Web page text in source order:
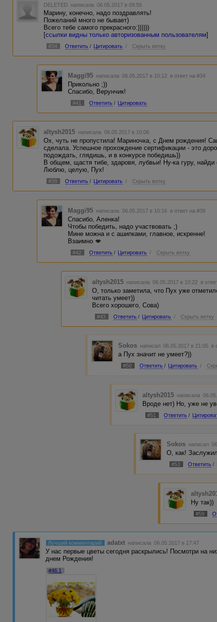
DELETED написала 06.05.2017 в 09:55
Марину, конечно, надо поздравлять!
Пожеланий много не бывает)
Всего тебе самого прекрасного:))))))
[ссылки видны только авторизованным пользователям]
#34 Ответить / Цитировать / Скрыть ветку
Maggi95 написала 06.05.2017 в 10:12 в ответ на #34
Прикольно ;))
Спасибо, Верунчик!
#41 Ответить / Цитировать
altysh2015 написала 06.05.2017 в 10:06
Ох, чуть не пропустила! Мариночка, с Днем рождения!
сделала. Успешное прохождение сертификации - это
подождать, глядишь, и в конкурсе победишь))
В общем, щастя тибе, здаровя, лубвьи! Ну-ка гуру, найди
Люблю, целую, Пух!
#39 Ответить / Цитировать / Скрыть ветку
Maggi95 написала 06.05.2017 в 10:16 в ответ на #39
Спасибо, Аленка!
Чтобы победить, надо участвовать ;)
Мине можна и с ашипками, главное, искренне!
Взаимно 💋
#42 Ответить / Цитировать / Скрыть ветку
altysh2015 написала 06.05.2017 в 10:22 в
О, только заметила, что Пух уже
читать умеет))
Всего хорошего, Сова)
#43 Ответить / Цитировать / Скрыть ветку
Sokos написал 06.05.2017 в 21:05 в
а Пух значит не умеет?))
#50 Ответить / Цитировать /
altysh2015 написала
Вроде нет) Но, уже не
#51 Ответить /
Sokos написал
О, как!
#53 Ответить /
Ну так))
#59
Лучший комментарий adatxt написала 06.05.2017 в 17:47
У нас первые цветы сегодня раскрылись! Посмотри на
днем Рождения!
#46.1